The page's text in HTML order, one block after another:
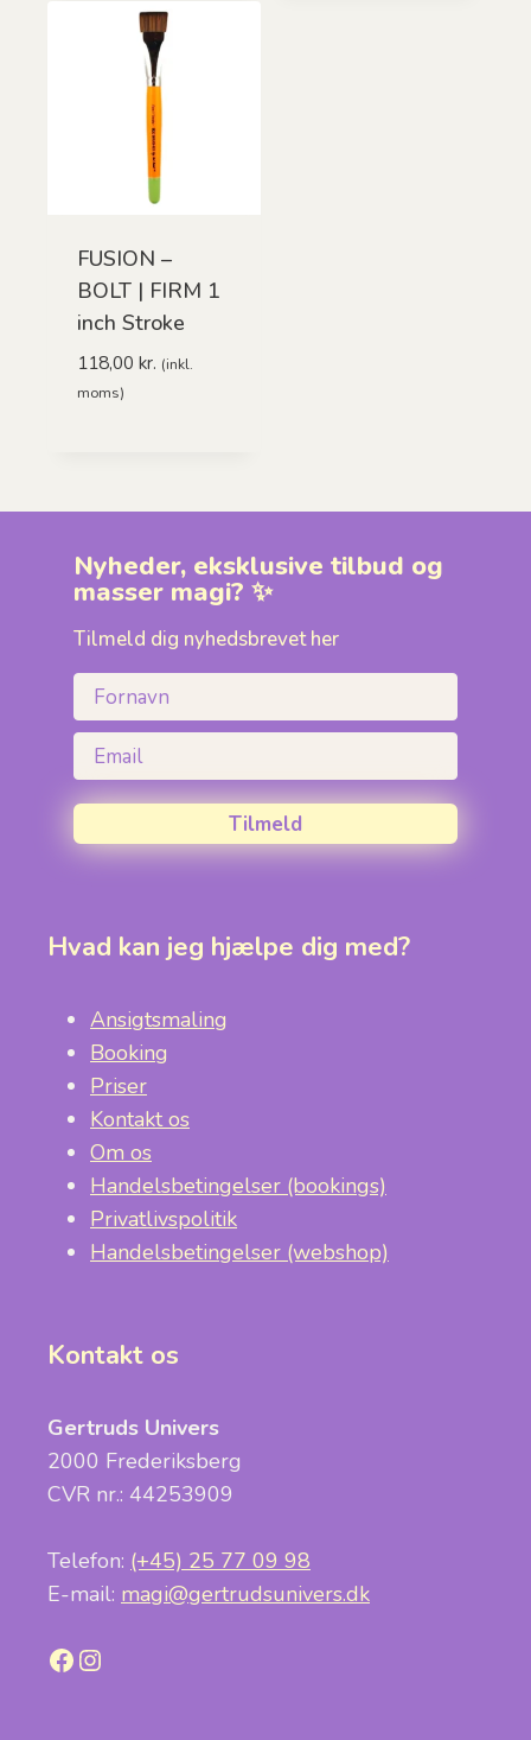
FUSION –
BOLT | FIRM 1
inch Stroke
118,00 kr. (inkl.
moms)
Nyheder, eksklusive tilbud og
masser magi? ✨
Tilmeld dig nyhedsbrevet her
Fornavn
Email
Tilmeld
Hvad kan jeg hjælpe dig med?
Ansigtsmaling
Booking
Priser
Kontakt os
Om os
Handelsbetingelser (bookings)
Privatlivspolitik
Handelsbetingelser (webshop)
Kontakt os
Gertruds Univers
2000 Frederiksberg
CVR nr.: 44253909
Telefon: (+45) 25 77 09 98
E-mail: magi@gertrudsunivers.dk
Facebook
Instagram